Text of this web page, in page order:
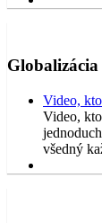
Globalizácia
Video,
Video,
všedný